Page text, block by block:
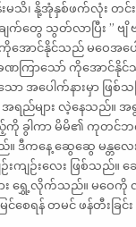
န်းမသိ၊ နို့အုံနှစ်ဖက်လုံး
ျက်တွေ သွတ်လာပြီး ” ဗ
ကိုအောင်နိုင်သည် မဝေအပ
ကြာသော် ကိုအောင်နိုင်
အပေါက်နားမှာ ဖြစ်သ
အရည်များ လဲ့နေသည်။
ည့်ကို ခွါကာ မိမိ၏ ကုတ
ကနေ့ ဆွေဆွေ မန္တလေး
ကျဉ်းလေး ဖြစ်သည်။
ရွှေ့လိုက်သည်။ မဝေကို လို
ေရန် တမင် ဖန်တီးခြင်း